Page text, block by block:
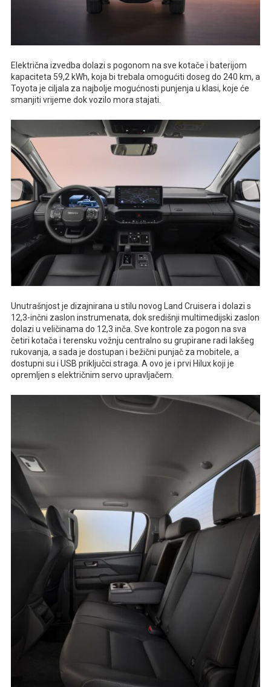
Električna izvedba dolazi s pogonom na sve kotače i baterijom
kapaciteta 59,2 kWh, koja bi trebala omogućiti doseg do 240 km, a
Toyota je ciljala za najbolje mogućnosti punjenja u klasi, koje će
smanjiti vrijeme dok vozilo mora stajati.
Unutrašnjost je dizajnirana u stilu novog Land Cruisera i dolazi s
12,3-inčni zaslon instrumenata, dok središnji multimedijski zaslon
dolazi u veličinama do 12,3 inča. Sve kontrole za pogon na sva
četiri kotača i terensku vožnju centralno su grupirane radi lakšeg
rukovanja, a sada je dostupan i bežični punjač za mobitele, a
dostupni su i USB priključci straga. A ovo je i prvi Hilux koji je
opremljen s električnim servo upravljačem.